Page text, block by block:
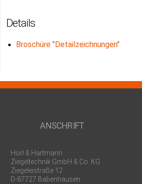
Details
Broschüre "Detailzeichnungen"
ANSCHRIFT
Hörl & Hartmann
Ziegeltechnik GmbH & Co. KG
Ziegeleistraße 12
D-87727 Babenhausen